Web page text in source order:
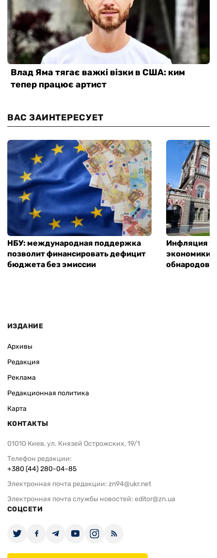
ВАС ЗАИНТЕРЕСУЕТ
НБУ: международная поддержка
позволит финансировать дефицит
бюджета без эмиссии
Инфляция
экономики
ИЗДАНИЕ
Архивы
Редакция
Реклама
Редакционная политика
Карта
КОНТАКТЫ
01010 Киев, ул. Князей Острожских, 19/1
Телефон редакции:
+380 (44) 280-04-85
Электронная почта редакции: zn94@ukr.net
Электронная почта службы новостей: editor@zn.ua
СОЦСЕТИ